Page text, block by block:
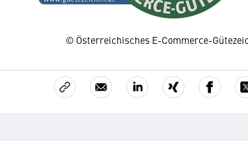
© Österreichisches E-Commerce-